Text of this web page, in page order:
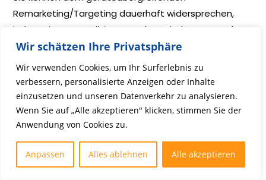
Wir schätzen Ihre Privatsphäre
Wir verwenden Cookies, um Ihr Surferlebnis zu
verbessern, personalisierte Anzeigen oder Inhalte
einzusetzen und unseren Datenverkehr zu analysieren.
Wenn Sie auf „Alle akzeptieren" klicken, stimmen Sie der
Anwendung von Cookies zu.
Anpassen Alles ablehnen Alle akzeptieren
Remarketing/Targeting dauerhaft widersprechen,
indem Sie personalisierte Werbung in Ihrem Google-
Konto deaktivieren; folgen Sie hierzu diesem
Link:
https://www.google.com/settings/ads/onweb/
Die Zusammenfassung der erfassten Daten in Ihrem
Google-Konto erfolgt ausschließlich auf Grundlage
Ihrer Einwilligung, die Sie bei Google abgeben oder
Datenerfassungsvorgängen, die nicht in Ihrem
Google-Konto zusammengeführt werden (z.B. weil Sie